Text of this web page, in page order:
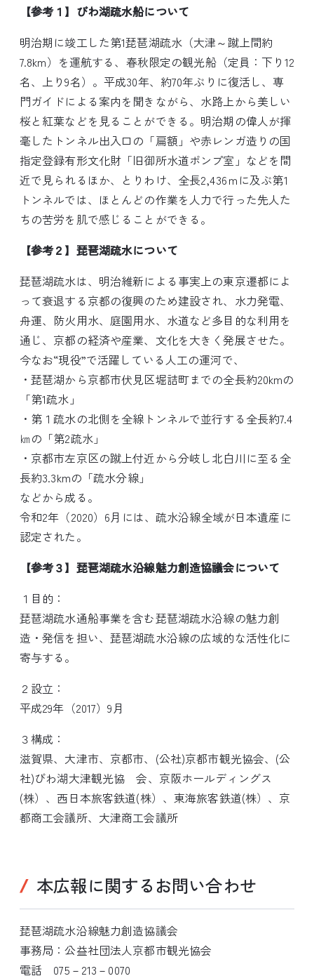
【参考１】びわ湖疏水船について
明治期に竣工した第1琵琶湖疏水（大津～蹴上間約
7.8km）を運航する、春秋限定の観光船（定員：下り12
名、上り9名）。平成30年、約70年ぶりに復活し、専
門ガイドによる案内を聞きながら、水路上から美しい
桜と紅葉などを見ることができる。明治期の偉人が揮
毫したトンネル出入口の「扁額」や赤レンガ造りの国
指定登録有形文化財「旧御所水道ポンプ室」などを間
近で見られるほか、とりわけ、全長2,436ｍに及ぶ第1
トンネルでは、ほとんどの作業を人力で行った先人た
ちの苦労を肌で感じることができる。
【参考２】琵琶湖疏水について
琵琶湖疏水は、明治維新による事実上の東京遷都によ
って衰退する京都の復興のため建設され、水力発電、
舟運、防火用水、庭園用水、水道など多目的な利用を
通じ、京都の経済や産業、文化を大きく発展させた。
今なお“現役”で活躍している人工の運河で、
・琵琶湖から京都市伏見区堀詰町までの全長約20kmの
「第1疏水」
・第１疏水の北側を全線トンネルで並行する全長約7.4
㎞の「第2疏水」
・京都市左京区の蹴上付近から分岐し北白川に至る全
長約3.3kmの「疏水分線」
などから成る。
令和2年（2020）6月には、疏水沿線全域が日本遺産に
認定された。
【参考３】琵琶湖疏水沿線魅力創造協議会について
１目的：
琵琶湖疏水通船事業を含む琵琶湖疏水沿線の魅力創
造・発信を担い、琵琶湖疏水沿線の広域的な活性化に
寄与する。
２設立：
平成29年（2017）9月
３構成：
滋賀県、大津市、京都市、(公社)京都市観光協会、(公
社)びわ湖大津観光協 会、京阪ホールディングス
(株）、西日本旅客鉄道(株）、東海旅客鉄道(株）、京
都商工会議所、大津商工会議所
本広報に関するお問い合わせ
琵琶湖疏水沿線魅力創造協議会
事務局：公益社団法人京都市観光協会
電話 075－213－0070